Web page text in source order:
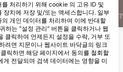
J F M A M J J A S O N D F
는 다이빙 센터
처리하기 위해 cookie 의 고유 ID 및
장치에 저장 및/또는 액세스합니다. 일부
개인 데이터를 처리하여 이에 반대할
하는 "설정 관리" 버튼을 클릭하거나 웹
클릭하여 언제든지 설정을 수락, 거부 또
려면 지문이나 웹사이트 바닥글의 링크
릭하면 해당 페이지에서 동의를 철회할
게 전달되며 검색 데이터에는 영향을 미